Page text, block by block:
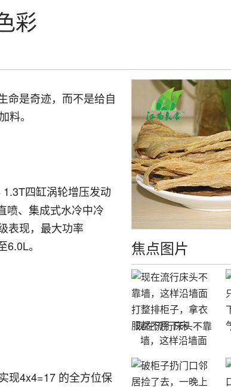
彩
命是奇迹，而不是给自
料。
四缸涡轮增压发动
喷、集成式水冷中冷
表现，最大功率
。
现4x4=17 的全方位保
焦点图片
现在流行床头不靠
墙，这样沿墙面